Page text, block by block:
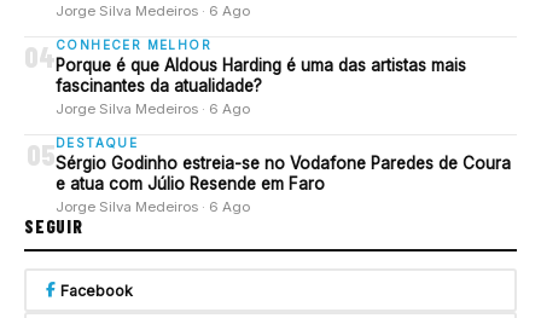
Jorge Silva Medeiros · 6 Ago
04CONHECER MELHOR
Porque é que Aldous Harding é uma das artistas mais
fascinantes da atualidade?
Jorge Silva Medeiros · 6 Ago
05 DESTAQUE
Sérgio Godinho estreia-se no Vodafone Paredes de Coura
e atua com Júlio Resende em Faro
Jorge Silva Medeiros · 6 Ago
SEGUIR
Facebook